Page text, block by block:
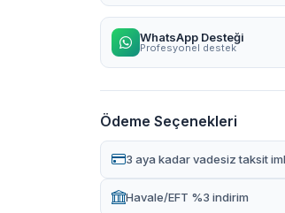
WhatsApp Desteği
Profesyonel destek
Ödeme Seçenekleri
3 aya kadar vadesiz taksit
Havale/EFT %3 indirim